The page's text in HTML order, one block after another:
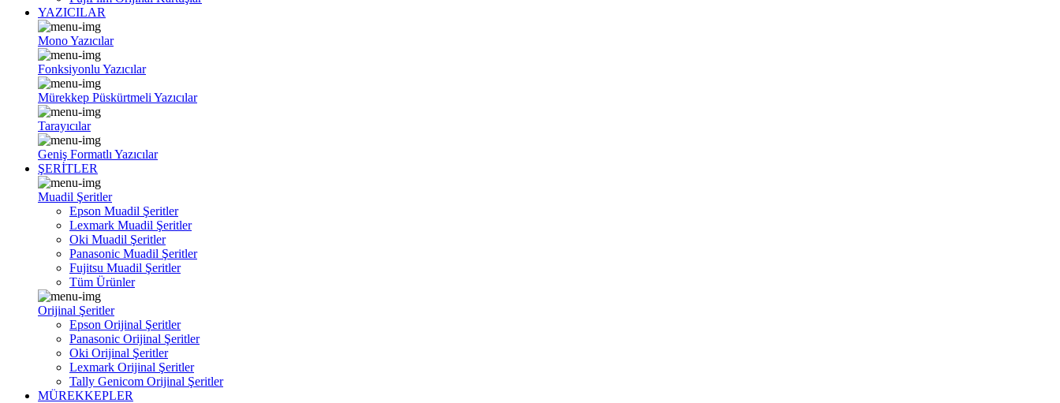
YAZICILAR
Mono Yazıcılar
Fonksiyonlu Yazıcılar
Mürekkep Püskürtmeli Yazıcılar
Tarayıcılar
Geniş Formatlı Yazıcılar
ŞERİTLER
Muadil Şeritler
Epson Muadil Şeritler
Lexmark Muadil Şeritler
Oki Muadil Şeritler
Panasonic Muadil Şeritler
Fujitsu Muadil Şeritler
Tüm Ürünler
Orijinal Şeritler
Epson Orijinal Şeritler
Panasonic Orijinal Şeritler
Oki Orijinal Şeritler
Lexmark Orijinal Şeritler
Tally Genicom Orijinal Şeritler
MÜREKKEPLER